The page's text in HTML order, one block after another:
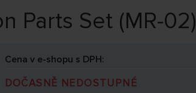
Parts Set (MR-02)
Cena v e-shopu s DPH:
DOČASNĚ NEDOSTUPNÉ